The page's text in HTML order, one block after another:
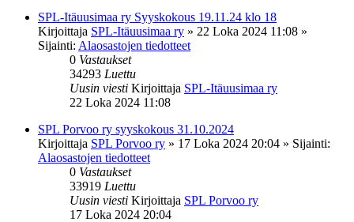
SPL-Itäuusimaa ry Syyskokous 19.11.24 klo 18
Kirjoittaja SPL-Itäuusimaa ry » 22 Loka 2024 11:08 »
Sijainti: Alaosastojen tiedotteet
0 Vastaukset
34293 Luettu
Uusin viesti Kirjoittaja SPL-Itäuusimaa ry
22 Loka 2024 11:08
SPL Porvoo ry syyskokous 31.10.2024
Kirjoittaja SPL Porvoo ry » 17 Loka 2024 20:04 » Sijainti:
Alaosastojen tiedotteet
0 Vastaukset
33919 Luettu
Uusin viesti Kirjoittaja SPL Porvoo ry
17 Loka 2024 20:04